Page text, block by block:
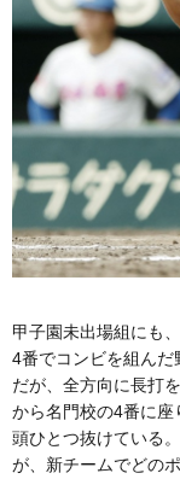
甲子園未出場組にも
4番でコンビを組ん
だが、全方向に長打
から名門校の4番に座
頭ひとつ抜けている
が、新チームでどの